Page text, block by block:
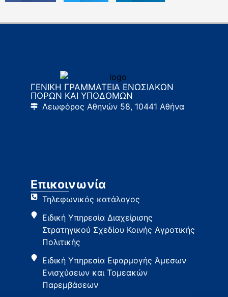
ΓΕΝΙΚΗ ΓΡΑΜΜΑΤΕΙΑ ΕΝΩΣΙΑΚΩΝ
ΠΟΡΩΝ ΚΑΙ ΥΠΟΔΟΜΩΝ
Λεωφόρος Αθηνών 58, 10441 Αθήνα
Επικοινωνία
Τηλεφωνικός κατάλογος
Ειδική Υπηρεσία Διαχείρισης
Στρατηγικού Σχεδίου Κοινής Αγροτικής
Πολιτικής
Ειδική Υπηρεσία Εφαρμογής Άμεσων
Ενισχύσεων και Τομεακών
Παρεμβάσεων